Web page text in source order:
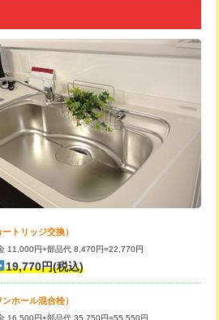
)
) 3,300円
設置) 5,500円
用（バンド止
5,500円
埋め戻し作
11,000円
・HI）使
VP・HI）使
え +3,300円
33,000円
8,800円
・清掃・修
ど（軽作業）
11,000円
理・清掃・修
（中作業）
22,000円
理・清掃・修
ど（重作業）
33,000円
トリッジ交換）
11,000円+部品代 8,470円=22,770円
19,770円(税込)
ホール混合栓）
16,500円+部品代 35,750円=55,550円